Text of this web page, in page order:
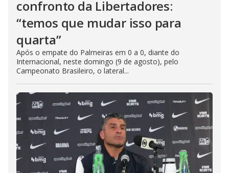
confronto da Libertadores:
“temos que mudar isso para
quarta”
Após o empate do Palmeiras em 0 a 0, diante do
Internacional, neste domingo (9 de agosto), pelo
Campeonato Brasileiro, o lateral...